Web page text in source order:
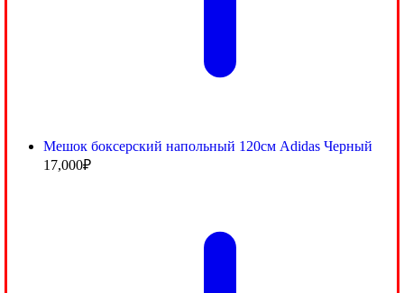
Мешок боксерский напольный 120см Adidas Черный
17,000₽